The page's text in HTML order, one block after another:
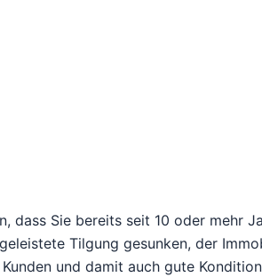
dass Sie bereits seit 10 oder mehr
Tilgung gesunken, der
und damit auch gute